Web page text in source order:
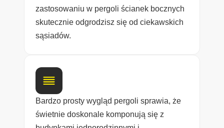
zastosowaniu w pergoli ścianek bocznych
skutecznie odgrodzisz się od ciekawskich
sąsiadów.
Bardzo prosty wygląd pergoli sprawia, że
świetnie doskonale komponują się z